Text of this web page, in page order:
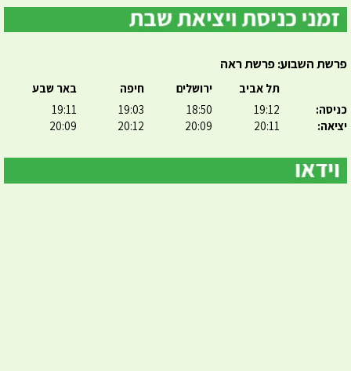
פרשת השבוע: פרשת ראה
כניסה:
יציאה:
תל אביב
19:12
20:11
ירושלים
18:50
20:09
חיפה
19:03
20:12
באר שבע
19:11
20:09